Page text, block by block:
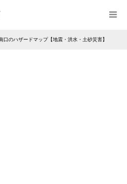
口のハザードマップ【地震・洪水・土砂災害】